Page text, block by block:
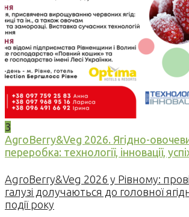
3
AgroBerry&Veg 2026. Ягідно-
переробка: технології, інновації,
AgroBerry&Veg 2026 у Рівному:
галузі долучаються до головної
події року